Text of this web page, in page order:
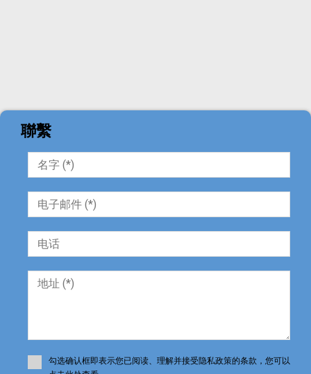
聯繫
勾选确认框即表示您已阅读、理解并接受隐私政策的条款，您可以